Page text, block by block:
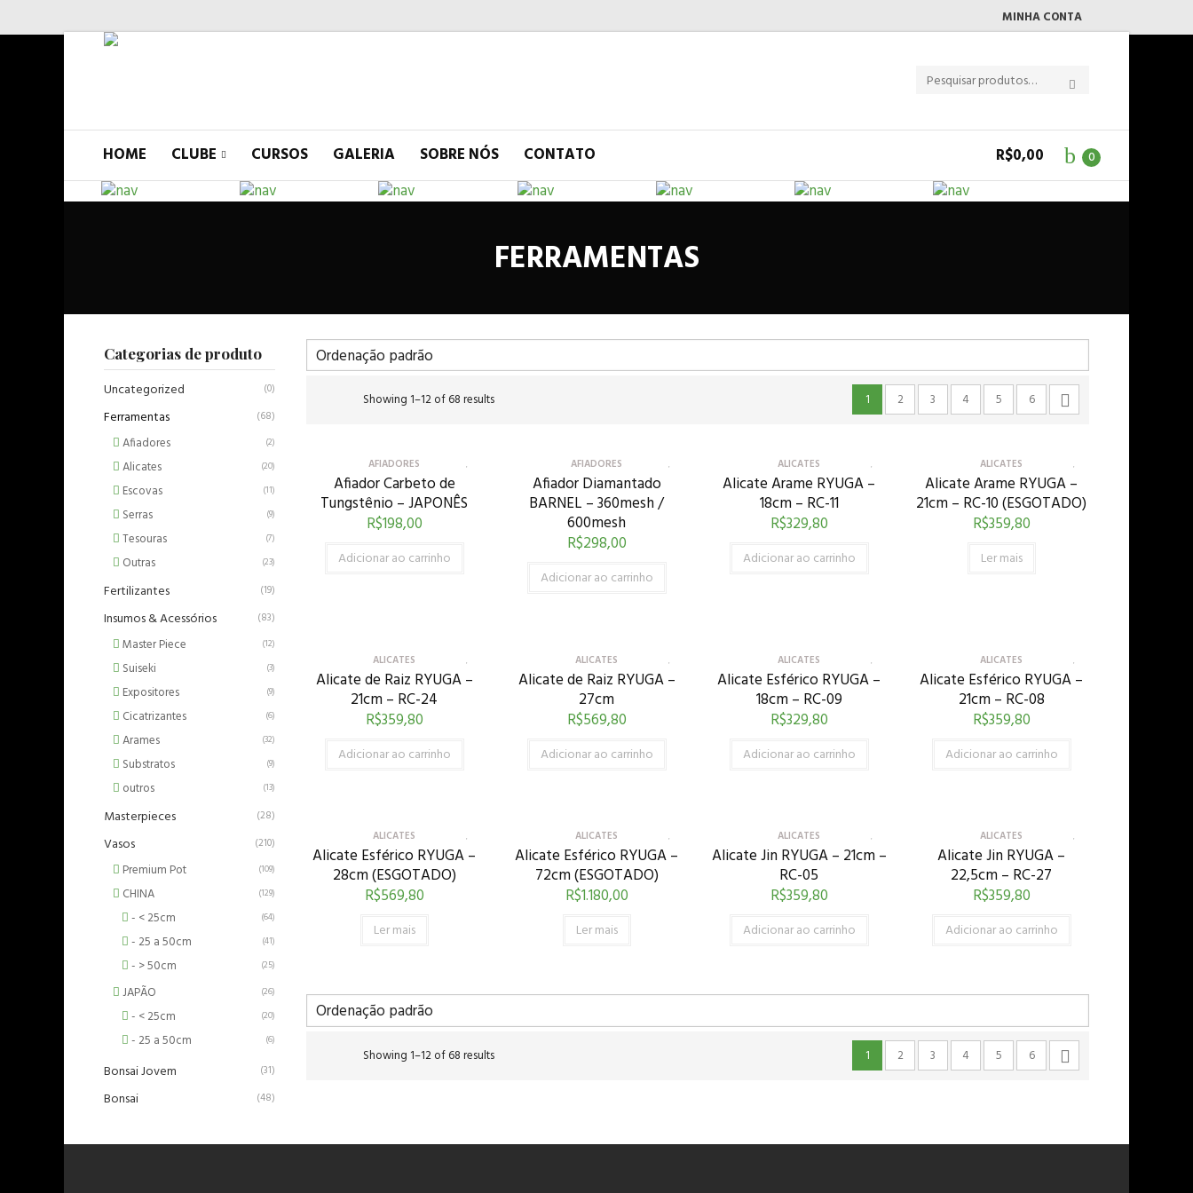
MINHA CONTA
HOME CLUBE CURSOS GALERIA SOBRE NÓS CONTATO 0
R$0,00
FERRAMENTAS
1 2 3 4 5 6
Showing 1–12 of 68 results
AFIADORES
Afiador Carbeto de
Tungstênio – JAPONÊS
R$198,00
Adicionar ao carrinho
AFIADORES
Afiador Diamantado
BARNEL – 360mesh /
600mesh
R$298,00
Adicionar ao carrinho
ALICATES
Alicate Arame RYUGA –
18cm – RC-11
R$329,80
Adicionar ao carrinho
ALICATES
Alicate Arame RYUGA –
21cm – RC-10 (ESGOTADO)
R$359,80
Ler mais
ALICATES
Alicate de Raiz RYUGA –
21cm – RC-24
R$359,80
Adicionar ao carrinho
ALICATES
Alicate de Raiz RYUGA –
27cm
R$569,80
Adicionar ao carrinho
ALICATES
Alicate Esférico RYUGA –
18cm – RC-09
R$329,80
Adicionar ao carrinho
ALICATES
Alicate Esférico RYUGA –
21cm – RC-08
R$359,80
Adicionar ao carrinho
ALICATES
Alicate Esférico RYUGA –
28cm (ESGOTADO)
R$569,80
Ler mais
ALICATES
Alicate Esférico RYUGA –
72cm (ESGOTADO)
R$1.180,00
Ler mais
ALICATES
Alicate Jin RYUGA – 21cm –
RC-05
R$359,80
Adicionar ao carrinho
ALICATES
Alicate Jin RYUGA –
22,5cm – RC-27
R$359,80
Adicionar ao carrinho
1 2 3 4 5 6
Showing 1–12 of 68 results
Categorias de produto
Uncategorized (0)
Ferramentas (68)
Afiadores (2)
Alicates (20)
Escovas (11)
Serras (9)
Tesouras (7)
Outras (23)
Fertilizantes (19)
Insumos & Acessórios (83)
Master Piece (12)
Suiseki (3)
Expositores (9)
Cicatrizantes (6)
Arames (32)
Substratos (9)
outros (13)
Masterpieces (28)
Vasos (210)
Premium Pot (109)
CHINA (129)
- < 25cm (64)
- 25 a 50cm (41)
- > 50cm (25)
JAPÃO (26)
- < 25cm (20)
- 25 a 50cm (6)
Bonsai Jovem (31)
Bonsai (48)